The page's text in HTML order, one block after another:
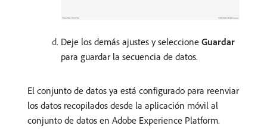
Deje los demás ajustes y seleccione Guardar
para guardar la secuencia de datos.
El conjunto de datos ya está configurado para reenviar
los datos recopilados desde la aplicación móvil al
conjunto de datos en Adobe Experience Platform.